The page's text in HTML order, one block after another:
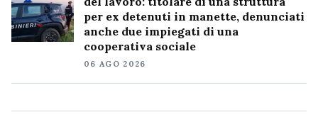
per ex detenuti in manette, denunciati
anche due impiegati di una
cooperativa sociale
06 AGO 2026